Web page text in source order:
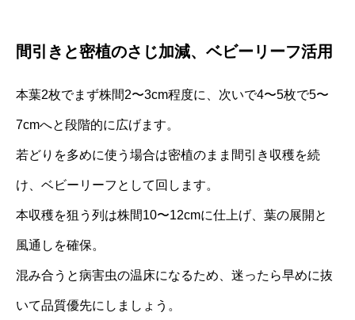
間引きと密植のさじ加減、ベビーリーフ活用
本葉2枚でまず株間2〜3cm程度に、次いで4〜5枚で5〜
7cmへと段階的に広げます。
若どりを多めに使う場合は密植のまま間引き収穫を続
け、ベビーリーフとして回します。
本収穫を狙う列は株間10〜12cmに仕上げ、葉の展開と
風通しを確保。
混み合うと病害虫の温床になるため、迷ったら早めに抜
いて品質優先にしましょう。